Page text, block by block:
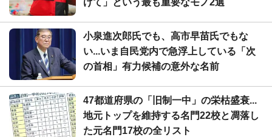
げて」という最も重要なモノ2選
小泉進次郎氏でも、高市早苗氏でもな
い...いま自民党内で急浮上している「次
の首相」有力候補の意外な名前
47都道府県の「旧制一中」の栄枯盛衰...
地元トップを維持する名門22校と凋落し
た元名門17校の全リスト